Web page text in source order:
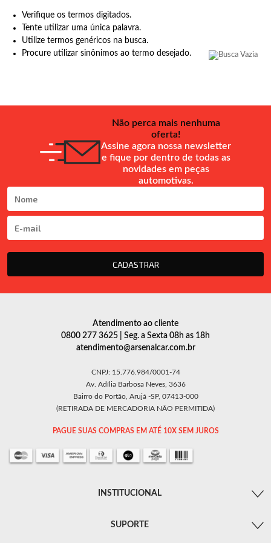
Verifique os termos digitados.
Tente utilizar uma única palavra.
Utilize termos genéricos na busca.
Procure utilizar sinônimos ao termo desejado.
Não perca mais nenhuma
oferta!
Assine agora nossa newsletter
e fique por dentro de todas as
novidades em peças
automotivas.
CADASTRAR
Atendimento ao cliente
0800 277 3625 | Seg. a Sexta 08h as 18h
atendimento@arsenalcar.com.br
CNPJ: 15.776.984/0001-74
Av. Adília Barbosa Neves, 3636
Bairro do Portão, Arujá -SP, 07413-000
(RETIRADA DE MERCADORIA NÃO PERMITIDA)
PAGUE SUAS COMPRAS EM ATÉ 10X SEM JUROS
INSTITUCIONAL
SUPORTE